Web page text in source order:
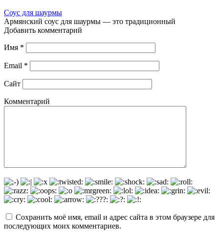
Соус для шаурмы
Армянский соус для шаурмы — это традиционный
Добавить комментарий
Имя *
Email *
Сайт
Комментарий
Сохранить моё имя, email и адрес сайта в этом браузере для
последующих моих комментариев.